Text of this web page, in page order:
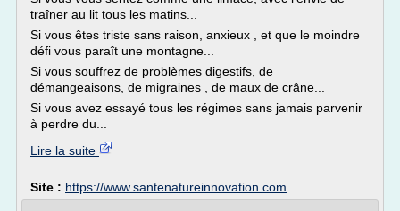
traîner au lit tous les matins...
Si vous êtes triste sans raison, anxieux , et que le moindre
défi vous paraît une montagne...
Si vous souffrez de problèmes digestifs, de
démangeaisons, de migraines , de maux de crâne...
Si vous avez essayé tous les régimes sans jamais parvenir
à perdre du...
Lire la suite
Site : https://www.santenatureinnovation.com